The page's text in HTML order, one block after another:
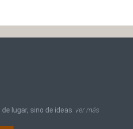
lugar, sino de ideas. ver más